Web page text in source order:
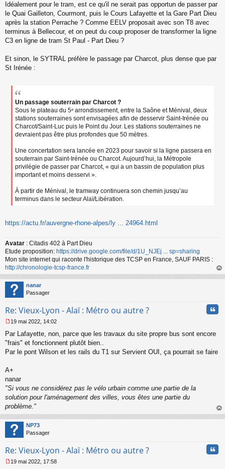
e
s
s
g
e
o
n
Idéalement pour le tram, est ce qu'il ne serait pas opportun de passer par
le Quai Gailleton, Courmont, puis le Cours Lafayette et la Gare Part Dieu
après la station Perrache ? Comme EELV proposait avec son T8 avec
terminus à Bellecour, et on peut du coup proposer de transformer la ligne
C3 en ligne de tram St Paul - Part Dieu ?
Et sinon, le SYTRAL préfère le passage par Charcot, plus dense que par
St Irénée :
Un passage souterrain par Charcot ?
Sous le plateau du 5ᵉ arrondissement, entre la Saône et Ménival, deux
stations souterraines sont envisagées afin de desservir Saint-Irénée ou
Charcot/Saint-Luc puis le Point du Jour. Les stations souterraines ne
devraient pas être plus profondes que 50 mètres.
Une concertation sera lancée en 2023 pour savoir si la ligne passera en
souterrain par Saint-Irénée ou Charcot. Aujourd’hui, la Métropole
privilégie de passer par Charcot, « qui a un bassin de population plus
important et moins desservi ».
À partir de Ménival, le tramway continuera son chemin jusqu’au
terminus dans le secteur Alaï/Libération.
https://actu.fr/auvergne-rhone-alpes/ly ... 24964.html
Avatar : Citadis 402 à Part Dieu
Etude proposition: https://drive.google.com/file/d/1U_NJEj ... sp=sharing
Mon site internet qui raconte l'historique des TCSP en France, SAUF PARIS :
http://chronologie-tcsp-france.fr
au
nanar
Passager
Re: Vieux-Lyon - Alaï : Métro ou autre ?
e
s
s
e
n
o
n
u
19 mai 2022, 14:02
Par Lafayette, non, parce que les travaux du site propre bus sont encore
"frais" et fonctionnent plutôt bien..
Par le pont Wilson et les rails du T1 sur Servient OUI, ça pourrait se faire
A+
nanar
"Si vous ne considérez pas le vélo urbain comme une partie de la
solution pour l'aménagement des villes, vous êtes une partie du
problème."
au
NP73
Passager
Re: Vieux-Lyon - Alaï : Métro ou autre ?
19 mai 2022, 17:58